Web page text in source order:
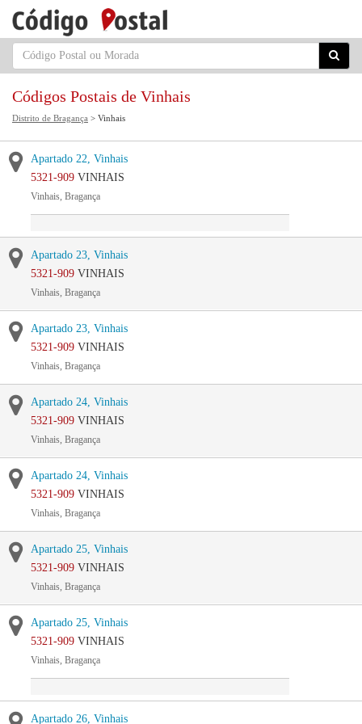
Códigos Postais de Vinhais
Distrito de Bragança > Vinhais
Apartado 22, Vinhais
5321-909 VINHAIS
Vinhais, Bragança
Apartado 23, Vinhais
5321-909 VINHAIS
Vinhais, Bragança
Apartado 23, Vinhais
5321-909 VINHAIS
Vinhais, Bragança
Apartado 24, Vinhais
5321-909 VINHAIS
Vinhais, Bragança
Apartado 24, Vinhais
5321-909 VINHAIS
Vinhais, Bragança
Apartado 25, Vinhais
5321-909 VINHAIS
Vinhais, Bragança
Apartado 25, Vinhais
5321-909 VINHAIS
Vinhais, Bragança
Apartado 26, Vinhais